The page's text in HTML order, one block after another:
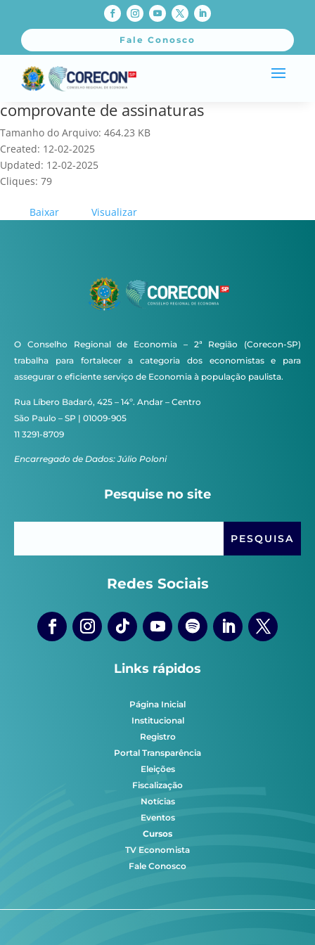
Fale Conosco
comprovante de assinaturas
Tamanho do Arquivo: 464.23 KB
Created: 12-02-2025
Updated: 12-02-2025
Cliques: 79
Baixar Visualizar
O Conselho Regional de Economia – 2ª Região (Corecon-SP)
trabalha para fortalecer a categoria dos economistas e para
assegurar o eficiente serviço de Economia à população paulista.
Rua Líbero Badaró, 425 – 14º. Andar – Centro
São Paulo – SP | 01009-905
11 3291-8709
Encarregado de Dados: Júlio Poloni
Pesquise no site
Redes Sociais
Links rápidos
Página Inicial
Institucional
Registro
Portal Transparência
Eleições
Fiscalização
Notícias
Eventos
Cursos
TV Economista
Fale Conosco